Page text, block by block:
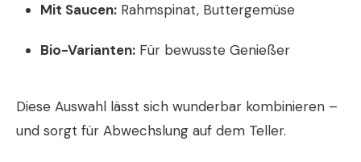
Mit Saucen: Rahmspinat, Buttergemüse
Bio-Varianten: Für bewusste Genießer
Diese Auswahl lässt sich wunderbar kombinieren –
und sorgt für Abwechslung auf dem Teller.